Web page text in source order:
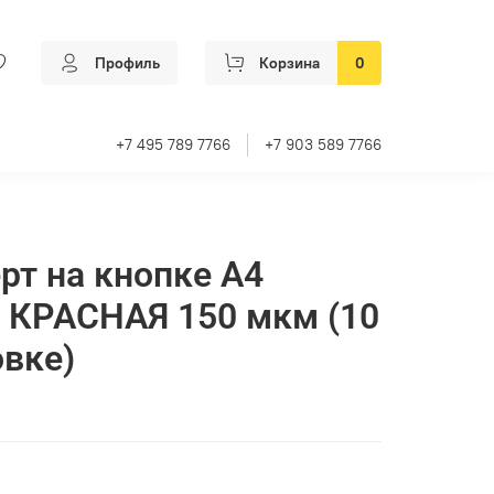
Профиль Корзина 0
+7 495 789 7766 +7 903 589 7766
на кнопке A4
150 мкм (10